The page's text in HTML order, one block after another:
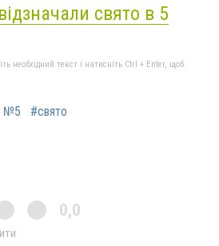
свято в 5
необхідний текст і натисніть Ctrl + Enter, щоб
№5 #свято
0,0